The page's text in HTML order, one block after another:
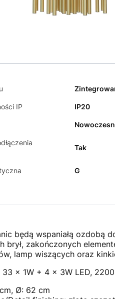
IP IP20
Tak
G
będą wspaniałą ozdobą
brył, zakończonych
lamp wiszących oraz
x 1W + 4 x 3W LED,
Ø: 62 cm